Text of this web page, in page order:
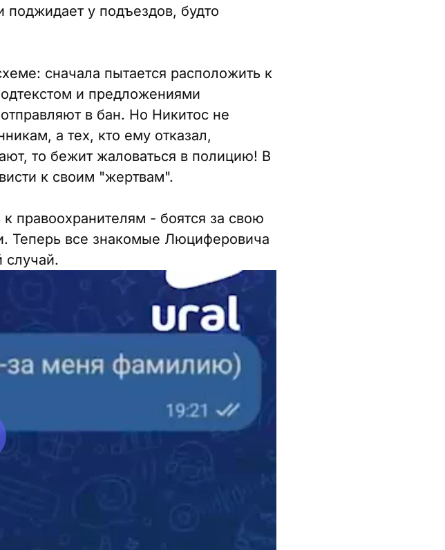
у подъездов, будто
сначала пытается расположить к
и предложениями
в бан. Но Никитос не
а тех, кто ему отказал,
то бежит жаловаться в полицию! В
к своим "жертвам".
правоохранителям - боятся за свою
Теперь все знакомые Люциферовича
случай.